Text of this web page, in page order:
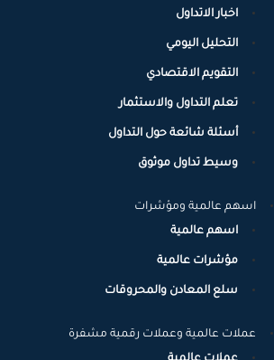
اخبار الاتداول
التحليل اليومي
التقويم الاقتصادي
تعلم التداول والاستثمار
أسئلة شائعة حول التداول
وسيط تداول موثوق
اسهم عالمية ومؤشرات
اسهم عالمية
مؤشرات عالمية
سلع المعادن والمحروقات
عملات عالمية وعملات رقمية مشفرة